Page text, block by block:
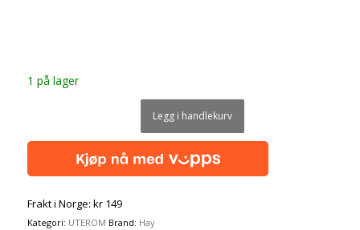
1 på lager
Legg i handlekurv
Frakt i Norge: kr 149
Kategori: UTEROM Brand: Hay